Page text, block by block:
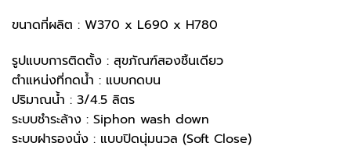
ขนาดที่ผลิต : W370 x L690 x H780
รูปแบบการติดตั้ง : สุขภัณฑ์สองชิ้นเดียว
ตำแหน่งที่กดน้ำ : แบบกดบน
ปริมาณน้ำ : 3/4.5 ลิตร
ระบบชำระล้าง : Siphon wash down
ระบบฝารองนั่ง : แบบปิดนุ่มนวล (Soft Close)